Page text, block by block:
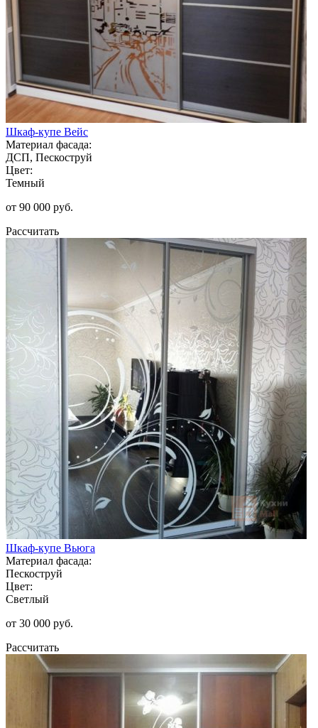
Шкаф-купе Вейс
Материал фасада:
ДСП, Пескоструй
Цвет:
Темный
от 90 000 руб.
Рассчитать
Шкаф-купе Вьюга
Материал фасада:
Пескоструй
Цвет:
Светлый
от 30 000 руб.
Рассчитать